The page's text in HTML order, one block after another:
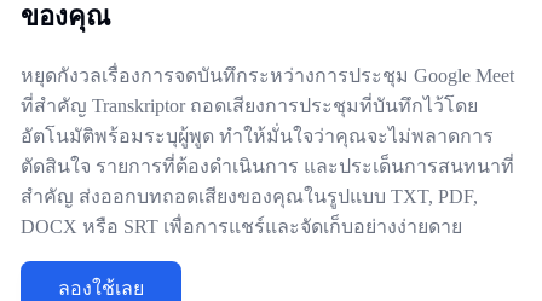
ของคุณ
หยุดกังวลเรื่องการจดบันทึกระหว่างการประชุม Google Meet
ที่สำคัญ Transkriptor ถอดเสียงการประชุมที่บันทึกไว้โดย
อัตโนมัติพร้อมระบุผู้พูด ทำให้มั่นใจว่าคุณจะไม่พลาดการ
ตัดสินใจ รายการที่ต้องดำเนินการ และประเด็นการสนทนาที่
สำคัญ ส่งออกบทถอดเสียงของคุณในรูปแบบ TXT, PDF,
DOCX หรือ SRT เพื่อการแชร์และจัดเก็บอย่างง่ายดาย
ลองใช้เลย